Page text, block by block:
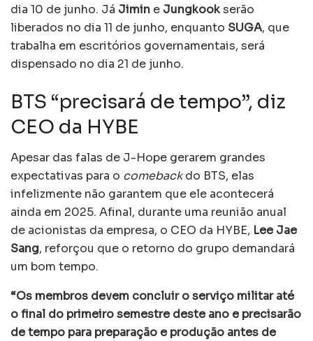
dia 10 de junho. Já Jimin e Jungkookserão
liberados no dia 11 de junho, enquanto SUGA, que
trabalha em escritórios governamentais, será
dispensado no dia 21 de junho.
BTS “precisará de tempo”, diz
CEO da HYBE
Apesar das falas de J-Hope gerarem grandes
expectativas para o comebackdo BTS, elas
infelizmente não garantem que ele acontecerá
ainda em 2025. Afinal, durante uma reunião anual
de acionistas da empresa, o CEO da HYBE, Lee Jae
Sang, reforçou que o retorno do grupo demandará
um bom tempo.
“Os membros devem concluir o serviço militar até
o final do primeiro semestre deste ano e precisarão
de tempo para preparação e produção antes de